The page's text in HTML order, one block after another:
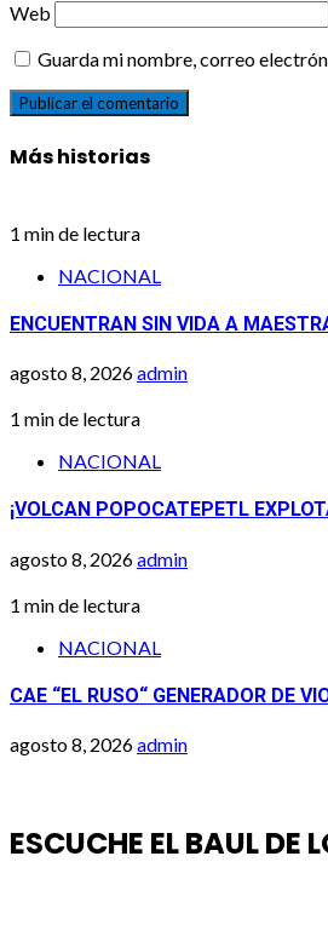
Web
Guarda mi nombre, correo
Más historias
1 min de lectura
NACIONAL
ENCUENTRAN SIN VIDA A
agosto 8, 2026admin
1 min de lectura
NACIONAL
¡VOLCAN POPOCATEPETL
agosto 8, 2026admin
1 min de lectura
NACIONAL
CAE “EL RUSO“ GENERADOR DE
agosto 8, 2026admin
ESCUCHE EL BAUL DE